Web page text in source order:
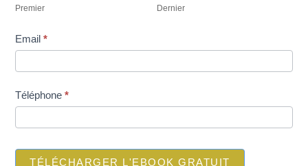
ebookINI-
Premier Dernier
Email*
Téléphone*
TÉLÉCHARGER L'EBOOK GRATUIT